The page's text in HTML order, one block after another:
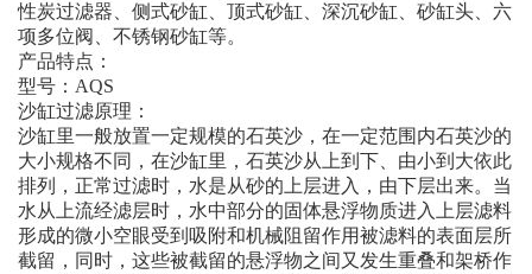
性炭过滤器、侧式砂缸、顶式砂缸、深沉砂缸、砂缸头、六
项多位阀、不锈钢砂缸等。
产品特点：
型号：AQS
沙缸过滤原理：
沙缸里一般放置一定规模的石英沙，在一定范围内石英沙的
大小规格不同，在沙缸里，石英沙从上到下、由小到大依此
排列，正常过滤时，水是从砂的上层进入，由下层出来。当
水从上流经滤层时，水中部分的固体悬浮物质进入上层滤料
形成的微小空眼受到吸附和机械阻留作用被滤料的表面层所
截留，同时，这些被截留的悬浮物之间又发生重叠和架桥作